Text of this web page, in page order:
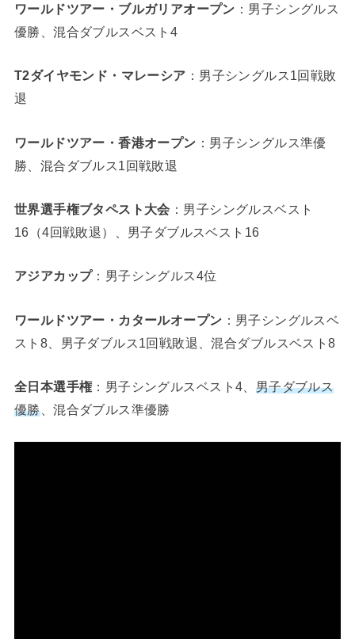
ワールドツアー・ブルガリアオープン ： 男子シングルス
優勝 、混合ダブルスベスト4
T2ダイヤモンド・マレーシア ：男子シングルス1回戦敗
退
ワールドツアー・香港オープン ：男子シングルス準優
勝、混合ダブルス1回戦敗退
世界選手権ブタペスト大会 ：男子シングルスベスト
16（4回戦敗退）、男子ダブルスベスト16
アジアカップ：男子シングルス4位
ワールドツアー・カタールオープン ：男子シングルスベ
スト8、男子ダブルス1回戦敗退、混合ダブルスベスト8
全日本選手権：男子シングルスベスト4、 男子ダブルス
優勝、混合ダブルス準優勝